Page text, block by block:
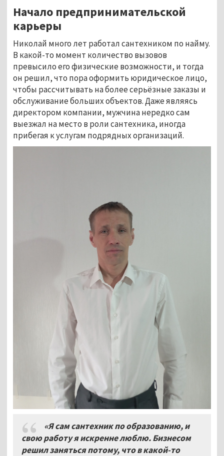
Начало предпринимательской
карьеры
Николай много лет работал сантехником по найму.
В какой-то момент количество вызовов
превысило его физические возможности, и тогда
он решил, что пора оформить юридическое лицо,
чтобы рассчитывать на более серьёзные заказы и
обслуживание больших объектов. Даже являясь
директором компании, мужчина нередко сам
выезжал на место в роли сантехника, иногда
прибегая к услугам подрядных организаций.
«Я сам сантехник по образованию, и
свою работу я искренне люблю. Бизнесом
решил заняться потому, что в какой-то